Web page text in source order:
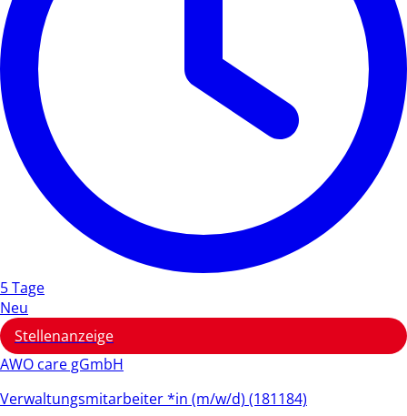
5 Tage
Neu
Stellenanzeige
AWO care gGmbH
Verwaltungsmitarbeiter *in (m/w/d) (181184)